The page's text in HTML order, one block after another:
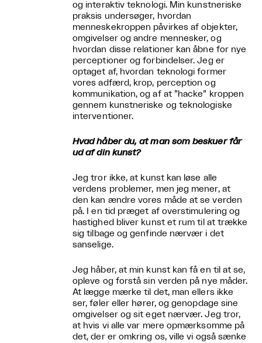
og interaktiv teknologi. Min kunstneriske
praksis undersøger, hvordan
menneskekroppen påvirkes af objekter,
omgivelser og andre mennesker, og
hvordan disse relationer kan åbne for nye
perceptioner og forbindelser. Jeg er
optaget af, hvordan teknologi former
vores adfærd, krop, perception og
kommunikation, og af at ”hacke” kroppen
gennem kunstneriske og teknologiske
interventioner.
Hvad håber du, at man som beskuer får
ud af din kunst?
Jeg tror ikke, at kunst kan løse alle
verdens problemer, men jeg mener, at
den kan ændre vores måde at se verden
på. I en tid præget af overstimulering og
hastighed bliver kunst et rum til at trække
sig tilbage og genfinde nærvær i det
sanselige.
Jeg håber, at min kunst kan få en til at se,
opleve og forstå sin verden på nye måder.
At lægge mærke til det, man ellers ikke
ser, føler eller hører, og genopdage sine
omgivelser og sit eget nærvær. Jeg tror,
at hvis vi alle var mere opmærksomme på
det, der er omkring os, ville vi også sænke